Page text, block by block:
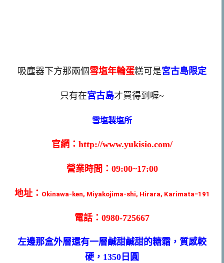
吸塵器下方那兩個雪塩年輪蛋糕可是宮古島限定
只有在宮古島才買得到喔~
雪塩製塩所
官網： http://www.yukisio.com/
營業時間： 09:00~17:00
地址： Okinawa-ken, Miyakojima-shi, Hirara, Karimata−191
電話：0980-725667
左邊那盒外層還有一層鹹甜鹹甜的糖霜，質感較
硬，1350日圓